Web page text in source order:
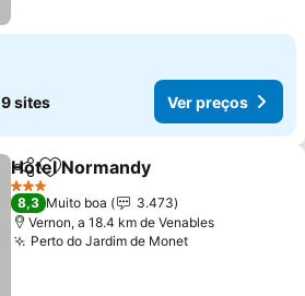
9 sites Ver preços
PartilharAdicionar aos favoritos
Hotel Normandy
3 Estrelas
8,3 Muito boa
3.473
Vernon, a 18.4 km de Venables
Perto do Jardim de Monet